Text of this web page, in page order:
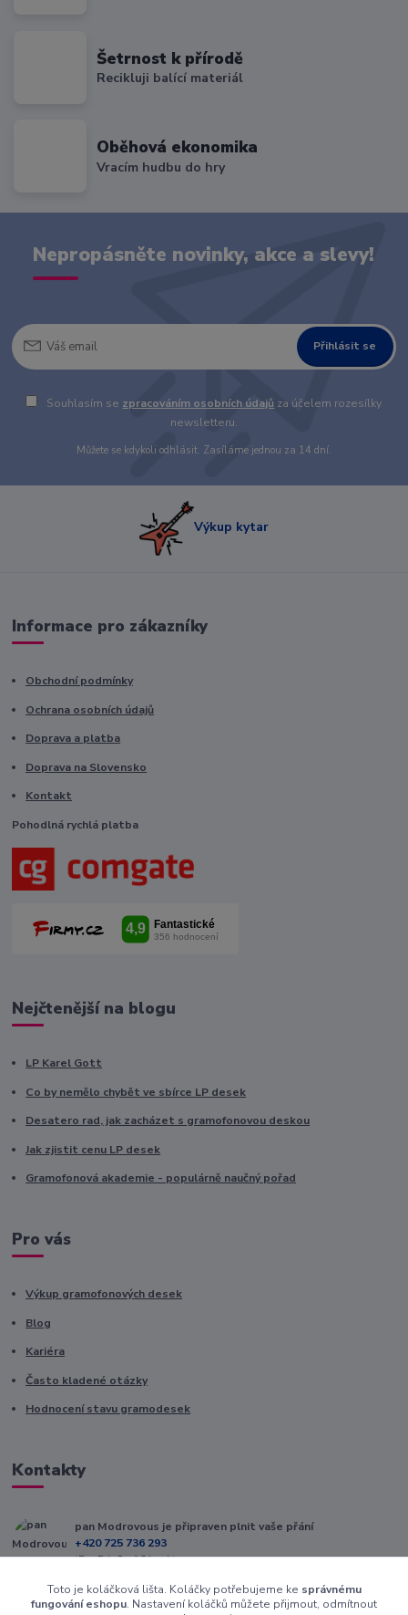
Šetrnost k přírodě
Recikluji balící materiál
Oběhová ekonomika
Vracím hudbu do hry
Nepropásněte novinky, akce a slevy!
Přihlásit se
Souhlasím se zpracováním osobních údajů za účelem rozesílky
newsletteru.
Můžete se kdykoli odhlásit. Zasíláme jednou za 14 dní.
Výkup kytar
Informace pro zákazníky
Obchodní podmínky
Ochrana osobních údajů
Doprava a platba
Doprava na Slovensko
Kontakt
Pohodlná rychlá platba
Nejčtenější na blogu
LP Karel Gott
Co by nemělo chybět ve sbírce LP desek
Desatero rad, jak zacházet s gramofonovou deskou
Jak zjistit cenu LP desek
Gramofonová akademie - populárně naučný pořad
Pro vás
Výkup gramofonových desek
Blog
Kariéra
Často kladené otázky
Hodnocení stavu gramodesek
Kontakty
pan Modrovous je připraven plnit vaše přání
+420 725 736 293
(Po-Pá, 8 - 16 hod.)
info@modrovous.cz
Toto je koláčková lišta. Koláčky potřebujeme ke správnému
fungování eshopu. Nastavení koláčků můžete přijmout, odmítnout